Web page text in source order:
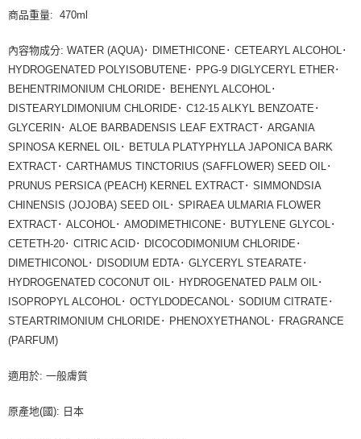
商品重量: 470ml
內容物成分: WATER (AQUA)･ DIMETHICONE･ CETEARYL ALCOHOL･
HYDROGENATED POLYISOBUTENE･ PPG-9 DIGLYCERYL ETHER･
BEHENTRIMONIUM CHLORIDE･ BEHENYL ALCOHOL･
DISTEARYLDIMONIUM CHLORIDE･ C12-15 ALKYL BENZOATE･
GLYCERIN･ ALOE BARBADENSIS LEAF EXTRACT･ ARGANIA
SPINOSA KERNEL OIL･ BETULA PLATYPHYLLA JAPONICA BARK
EXTRACT･ CARTHAMUS TINCTORIUS (SAFFLOWER) SEED OIL･
PRUNUS PERSICA (PEACH) KERNEL EXTRACT･ SIMMONDSIA
CHINENSIS (JOJOBA) SEED OIL･ SPIRAEA ULMARIA FLOWER
EXTRACT･ ALCOHOL･ AMODIMETHICONE･ BUTYLENE GLYCOL･
CETETH-20･ CITRIC ACID･ DICOCODIMONIUM CHLORIDE･
DIMETHICONOL･ DISODIUM EDTA･ GLYCERYL STEARATE･
HYDROGENATED COCONUT OIL･ HYDROGENATED PALM OIL･
ISOPROPYL ALCOHOL･ OCTYLDODECANOL･ SODIUM CITRATE･
STEARTRIMONIUM CHLORIDE･ PHENOXYETHANOL･ FRAGRANCE
(PARFUM)
適用於: 一般膚質
原產地(國): 日本